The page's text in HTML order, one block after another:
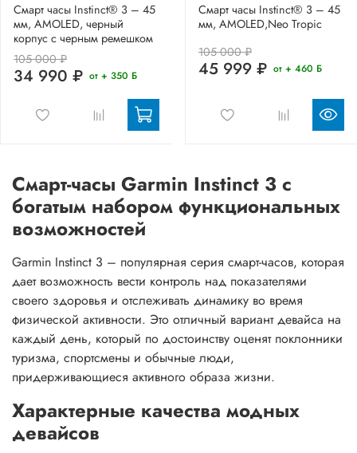
Смарт часы Instinct® 3 – 45
мм, AMOLED, черный
корпус с черным ремешком
105 000 ₽
34 990 ₽ от + 350 Б
Смарт часы Instinct® 3 – 45
мм, AMOLED,Neo Tropic
105 000 ₽
45 999 ₽ от + 460 Б
Смарт-часы Garmin Instinct 3 с
богатым набором функциональных
возможностей
Garmin Instinct 3 – популярная серия смарт-часов, которая
дает возможность вести контроль над показателями
своего здоровья и отслеживать динамику во время
физической активности. Это отличный вариант девайса на
каждый день, который по достоинству оценят поклонники
туризма, спортсмены и обычные люди,
придерживающиеся активного образа жизни.
Характерные качества модных
девайсов